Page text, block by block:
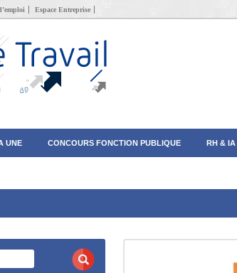
Espace Entreprise
UNE CONCOURS FONCTION PUBLIQUE RH & IA